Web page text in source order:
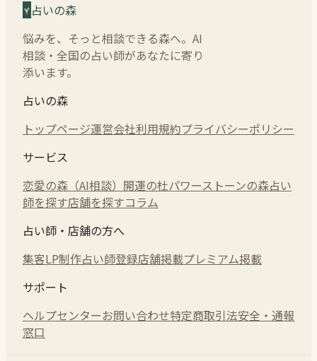
占いの森
悩みを、そっと相談できる森へ。AI
相談・全国の占い師があなたに寄り
添います。
占いの森
トップページ運営会社利用規約プライバシーポリシー
サービス
恋愛の森（AI相談） 開運の杜パワーストーンの森占い
師を探す店舗を探すコラム
占い師・店舗の方へ
集客LP制作占い師登録店舗掲載プレミアム掲載
サポート
ヘルプセンターお問い合わせ特定商取引法安全・通報
窓口